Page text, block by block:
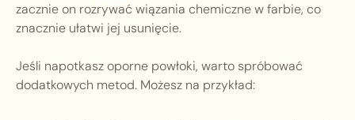
zacznie on rozrywać wiązania chemiczne w farbie, co
znacznie ułatwi jej usunięcie.
Jeśli napotkasz oporne powłoki, warto spróbować
dodatkowych metod. Możesz na przykład: